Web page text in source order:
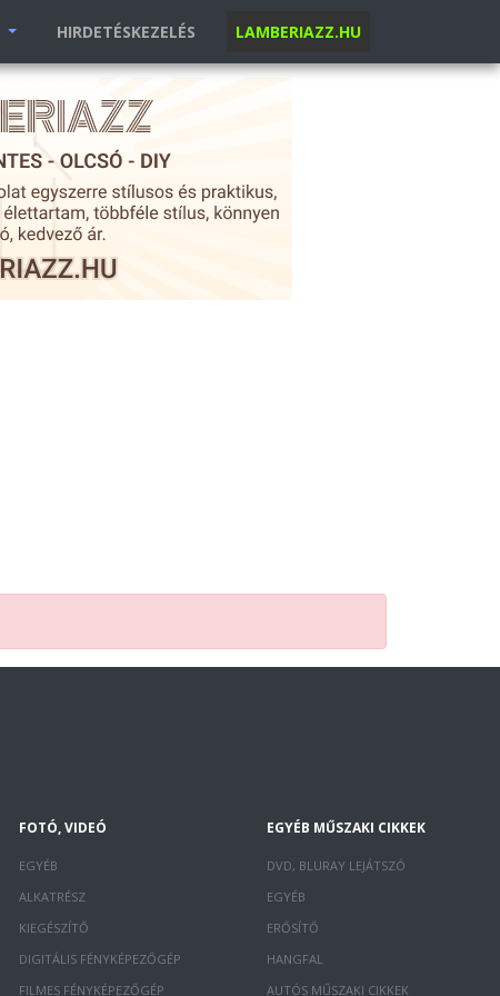
HIRDETÉSKEZELÉS LAMBERIAZZ.HU
FOTÓ, VIDEÓ
EGYÉB
ALKATRÉSZ
KIEGÉSZÍTŐ
DIGITÁLIS FÉNYKÉPEZŐGÉP
FILMES FÉNYKÉPEZŐGÉP
EGYÉB MŰSZAKI CIKKEK
DVD, BLURAY LEJÁTSZÓ
EGYÉB
ERŐSÍTŐ
HANGFAL
AUTÓS MŰSZAKI CIKKEK